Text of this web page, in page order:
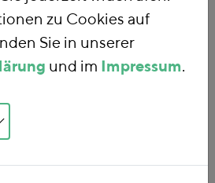
Anreize im
Koalitionsvertrag
zu Cookies auf
Sie in unserer
und im Impressum.